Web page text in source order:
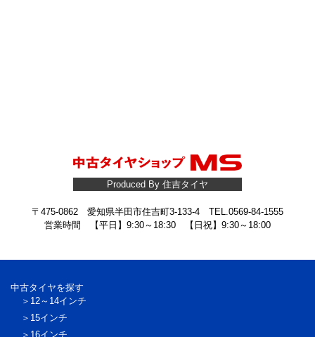
Produced By 住吉タイヤ
〒475-0862 愛知県半田市住吉町3-133-4 TEL.0569-84-1555
営業時間 【平日】9:30～18:30 【日祝】9:30～18:00
中古タイヤを探す
12～14インチ
15インチ
16インチ